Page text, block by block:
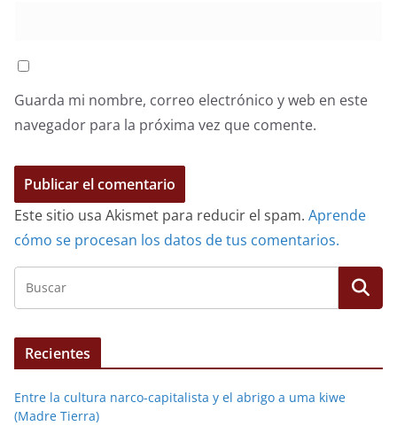
Guarda mi nombre, correo electrónico y web en este
navegador para la próxima vez que comente.
Este sitio usa Akismet para reducir el spam. Aprende
cómo se procesan los datos de tus comentarios.
Recientes
Entre la cultura narco-capitalista y el abrigo a uma kiwe
(Madre Tierra)